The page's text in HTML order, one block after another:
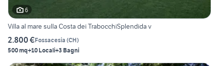
6
Villa al mare sulla Costa dei TrabocchiSplendida v
2.800 €Fossacesia (CH)
500 mq+10 Locali+3 Bagni